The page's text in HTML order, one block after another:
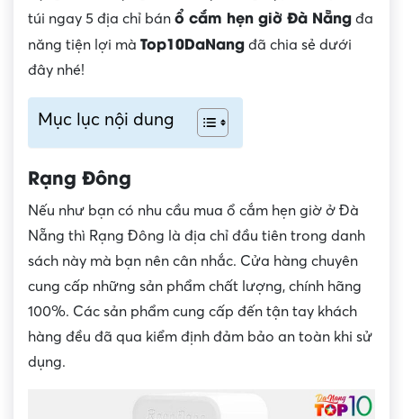
túi ngay 5 địa chỉ bán ổ cắm hẹn giờ Đà Nẵng đa
năng tiện lợi mà Top10DaNang đã chia sẻ dưới
đây nhé!
Mục lục nội dung
Rạng Đông
Nếu như bạn có nhu cầu mua ổ cắm hẹn giờ ở Đà
Nẵng thì Rạng Đông là địa chỉ đầu tiên trong danh
sách này mà bạn nên cân nhắc. Cửa hàng chuyên
cung cấp những sản phẩm chất lượng, chính hãng
100%. Các sản phẩm cung cấp đến tận tay khách
hàng đều đã qua kiểm định đảm bảo an toàn khi sử
dụng.